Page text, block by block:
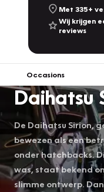
Met 335+
Wij krijgen
reviews
Occasions
Daihatsu
De Daihatsu Sirion,
bewezen als een
onder hatchbacks.
was, staat bekend
slimme ontwerp.